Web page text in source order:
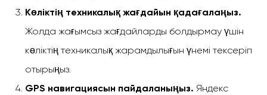
Көліктің техникалық жағдайын қадағалаңыз.
Жолда жағымсыз жағдайларды болдырмау үшін
көліктің техникалық жарамдылығын үнемі тексеріп
отырыңыз.
GPS навигациясын пайдаланыңыз. Яндекс